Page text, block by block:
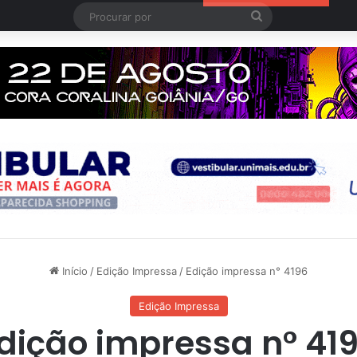
Procurar
por
Início / Edição Impressa / Edição impressa n° 4196
Edição Impressa
impressa n°